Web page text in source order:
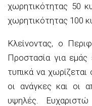
χωρητικότητας 50
χωρητικότητας 100
Κλείνοντας, ο
Προστασία για
τυπικά να
οι ανάγκες και οι
υψηλές.